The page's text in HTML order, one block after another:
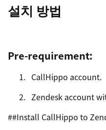
설치 방법
Pre-requirement:
CallHippo account.
Zendesk account
##Install CallHippo to